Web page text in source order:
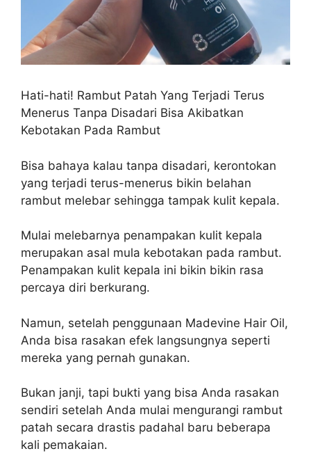
Hati-hati! Rambut Patah Yang Terjadi Terus
Menerus Tanpa Disadari Bisa Akibatkan
Kebotakan Pada Rambut
Bisa bahaya kalau tanpa disadari, kerontokan
yang terjadi terus-menerus bikin belahan
rambut melebar sehingga tampak kulit kepala.
Mulai melebarnya penampakan kulit kepala
merupakan asal mula kebotakan pada rambut.
Penampakan kulit kepala ini bikin bikin rasa
percaya diri berkurang.
Namun, setelah penggunaan Madevine Hair Oil,
Anda bisa rasakan efek langsungnya seperti
mereka yang pernah gunakan.
Bukan janji, tapi bukti yang bisa Anda rasakan
sendiri setelah Anda mulai mengurangi rambut
patah secara drastis padahal baru beberapa
kali pemakaian.